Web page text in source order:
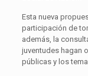
Esta nueva
participación de
además, la
juventudes hagan
públicas y los